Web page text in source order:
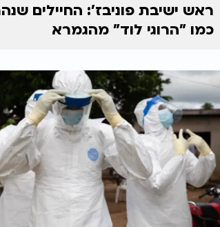
ראש ישיבת פוניבז’: החיילים
כמו "הרוגי לוד" מהגמרא